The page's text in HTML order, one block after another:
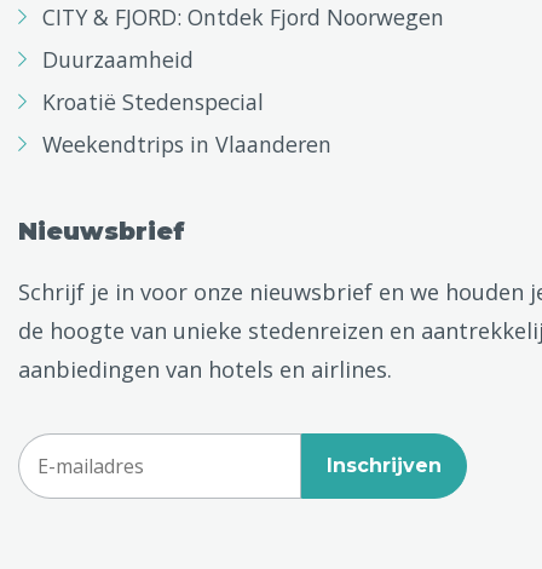
CITY & FJORD: Ontdek Fjord Noorwegen
Duurzaamheid
Kroatië Stedenspecial
Weekendtrips in Vlaanderen
Nieuwsbrief
Schrijf je in voor onze nieuwsbrief en we houden
de hoogte van unieke stedenreizen en
aanbiedingen van hotels en airlines.
Inschrijven